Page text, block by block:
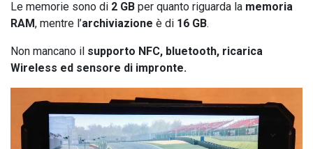
Le memorie sono di 2 GB per quanto riguarda la memoria
RAM, mentre l’archiviazione è di 16 GB.
Non mancano il supporto NFC, bluetooth, ricarica
Wireless ed sensore di impronte.